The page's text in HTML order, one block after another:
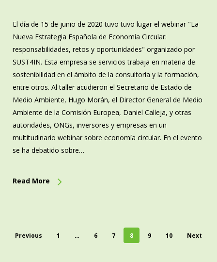
El día de 15 de junio de 2020 tuvo tuvo lugar el webinar "La
Nueva Estrategia Española de Economía Circular:
responsabilidades, retos y oportunidades" organizado por
SUST4IN. Esta empresa se servicios trabaja en materia de
sostenibilidad en el ámbito de la consultoría y la formación,
entre otros. Al taller acudieron el Secretario de Estado de
Medio Ambiente, Hugo Morán, el Director General de Medio
Ambiente de la Comisión Europea, Daniel Calleja, y otras
autoridades, ONGs, inversores y empresas en un
multitudinario webinar sobre economía circular. En el evento
se ha debatido sobre…
Read More
Previous 1 … 6 7 8 9 10 Next